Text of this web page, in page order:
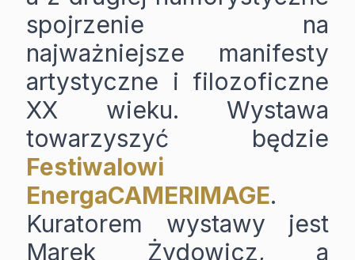
spojrzenie na
najważniejsze manifesty
artystyczne i filozoficzne
XX wieku. Wystawa
towarzyszyć będzie
Festiwalowi
EnergaCAMERIMAGE.
Kuratorem wystawy jest
Marek Żydowicz, a